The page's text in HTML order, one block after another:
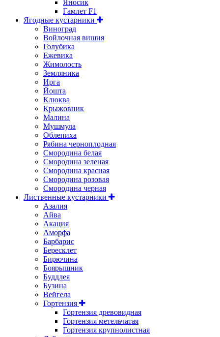
Яносик
Гамлет F1
Ягодные кустарники
Виноград
Войлочная вишня
Голубика
Ежевика
Жимолость
Земляника
Ирга
Йошта
Клюква
Крыжовник
Малина
Мушмула
Облепиха
Рябина черноплодная
Смородина белая
Смородина зеленая
Смородина красная
Смородина розовая
Смородина черная
Лиственные кустарники
Азалия
Айва
Акация
Аморфа
Барбарис
Бересклет
Бирючина
Боярышник
Буддлея
Бузина
Вейгела
Гортензия
Гортензия древовидная
Гортензия метельчатая
Гортензия крупнолистная